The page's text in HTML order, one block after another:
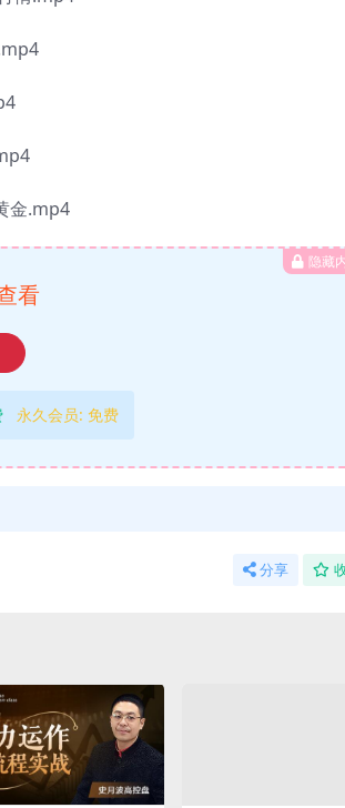
金.mp4
隐藏
看
永久会员: 免费
分享